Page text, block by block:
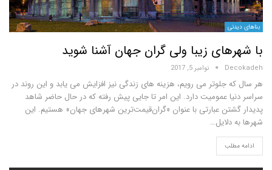
زیبا ولی گران جهان آشنا شوید
نوامبر 5, 2017
می رویم، هزینه های زندگی نیز افزایش می یابد و این روند در
عمومیت دارد. این امر تا جایی پیش رفته که در حال حاضر شاهد
عبارتی با عنوان «گران‌قیمت‌ترین شهرهای جهان» هستیم. این